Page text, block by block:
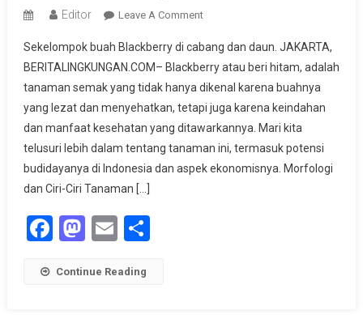
Editor Leave A CommentOn
Si
Hitam
Manis
Yang
Kaya
Nutrisi
Dan
Sekelompok buah Blackberry di cabang dan daun. JAKARTA,
BERITALINGKUNGAN.COM– Blackberry atau beri hitam, adalah
tanaman semak yang tidak hanya dikenal karena buahnya
yang lezat dan menyehatkan, tetapi juga karena keindahan
dan manfaat kesehatan yang ditawarkannya. Mari kita
telusuri lebih dalam tentang tanaman ini, termasuk potensi
budidayanya di Indonesia dan aspek ekonomisnya. Morfologi
dan Ciri-Ciri Tanaman […]
Facebook
Mastodon
EmailShare
Continue Reading